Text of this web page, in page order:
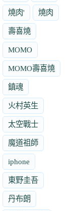
燒肉' 燒肉
壽喜燒
MOMO
MOMO壽喜燒
鎮魂
火村英生
太空戰士
魔道祖師
iphone
東野圭吾
丹布朗